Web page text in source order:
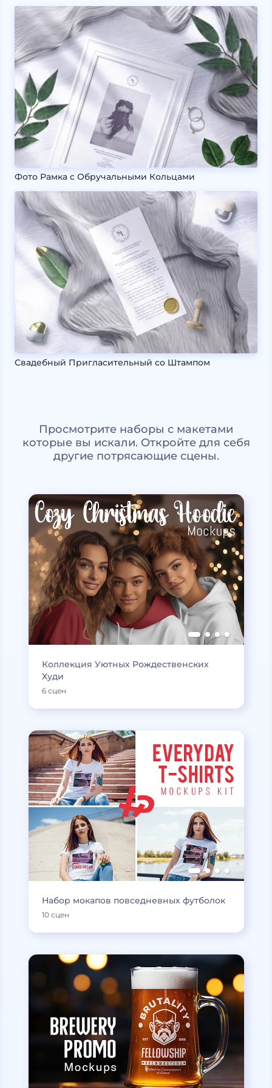
Фото Рамка с Обручальными Кольцами
Свадебный Пригласительный со Штампом
Просмотрите наборы с макетами
которые вы искали. Откройте для себя
другие потрясающие сцены.
Коллекция Уютных Рождественских
Худи
6 сцен
Набор мокапов повседневных футболок
10 сцен